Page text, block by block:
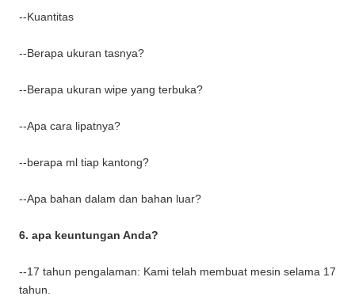
--Kuantitas
--Berapa ukuran tasnya?
--Berapa ukuran wipe yang terbuka?
--Apa cara lipatnya?
--berapa ml tiap kantong?
--Apa bahan dalam dan bahan luar?
6. apa keuntungan Anda?
--17 tahun pengalaman: Kami telah membuat mesin selama 17
tahun.